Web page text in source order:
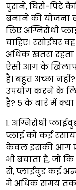
पुराने, घिसे-पिटे
बनाने की योजना
लिए अग्निरोधी
चाहिए। रसोईघर
अधिक खतरा रहता
ऐसी आग के खिलाफ
है। बहुत अच्छा
उपयोग करने के
है? 5 के बारे में
1. अग्निरोधी
प्लाई को कई
केवल इसकी आग
भी बचाता है, जो
से, प्लाईवुड कई
में अधिक समय तक